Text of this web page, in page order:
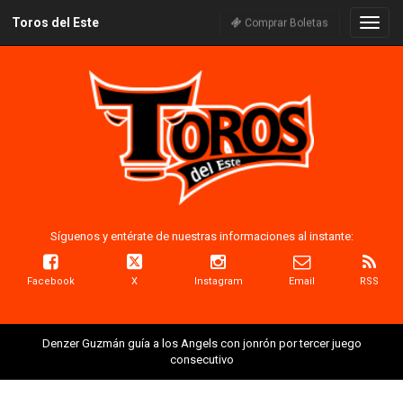
Toros del Este Comprar Boletas
Síguenos y entérate de nuestras informaciones al instante:
Facebook X Instagram Email RSS
Denzer Guzmán guía a los Angels con jonrón por tercer juego
consecutivo